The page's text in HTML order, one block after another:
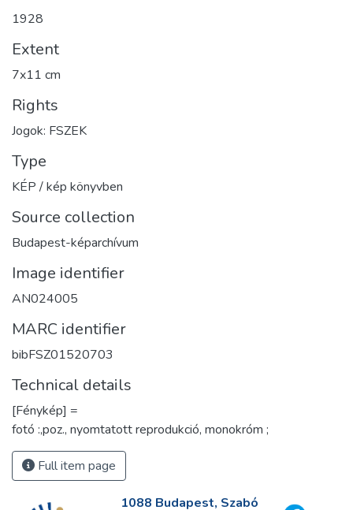
1928
Extent
7x11 cm
Rights
Jogok: FSZEK
Type
KÉP / kép könyvben
Source collection
Budapest-képarchívum
Image identifier
AN024005
MARC identifier
bibFSZ01520703
Technical details
[Fénykép] =
fotó :,poz., nyomtatott reprodukció, monokróm ;
Full item page
1088 Budapest, Szabó